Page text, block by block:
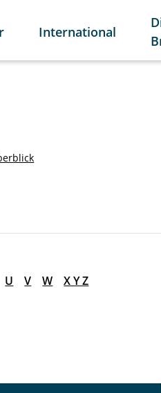
International
U V W X Y Z